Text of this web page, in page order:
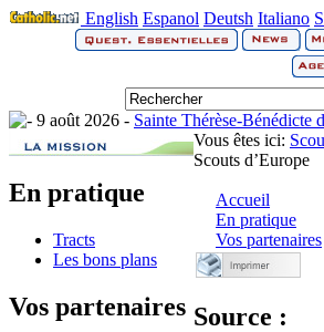
English Espanol Deutsh Italiano
9 août 2026 - Sainte Thérèse-Bénédicte
En pratique
Tracts
Les bons plans
Vos partenaires
Vous êtes ici:
Scouts d’Europe
Accueil
En pratique
Vos partenaires
Source :